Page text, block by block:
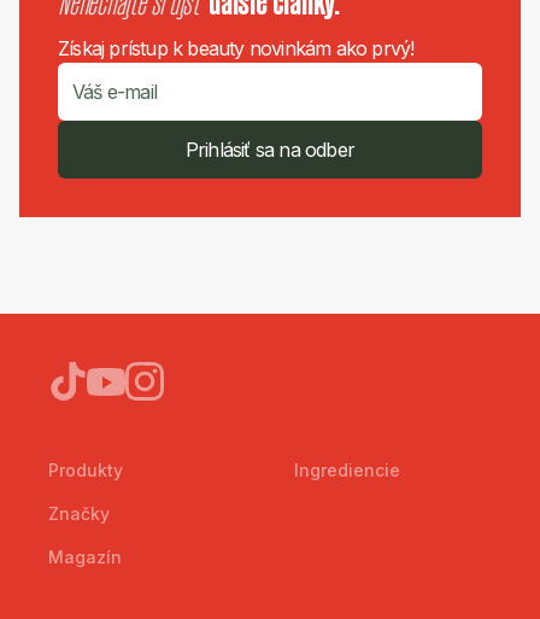
Získaj prístup k beauty novinkám ako prvý!
Prihlásiť sa na odber
Produkty
Značky
Magazín
Ingrediencie